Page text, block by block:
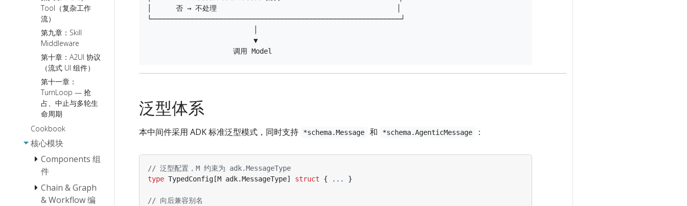
Tool（复杂工作
流）
第九章：Skill
Middleware
第十章：A2UI 协议
（流式 UI 组件）
第十一章：
TurnLoop — 抢
占、中止与多轮生
命周期
Cookbook
核心模块
Components 组
件
Document
Loader 使用
Chain & Graph
& Workflow 编
│      否 → 不处理                                            │
└─────────────────────────────────────────────────────────────┘
                          ▼
泛型体系
本中间件采用 ADK 标准泛型模式，同时支持 *schema.Message 和 *schema.AgenticMessage ：
// 泛型配置，M 约束为 adk.MessageType
type TypedConfig [M adk.MessageType] struct { ... }
// 向后兼容别名